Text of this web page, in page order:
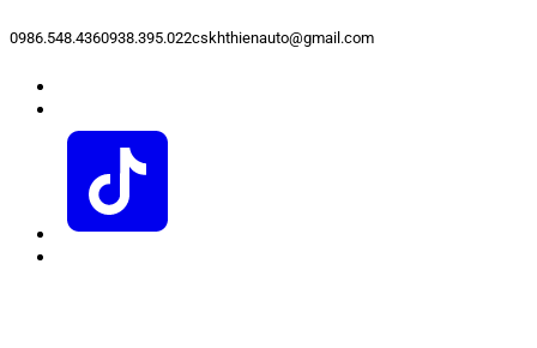
0986.548.4360938.395.022cskhthienauto@gmail.com